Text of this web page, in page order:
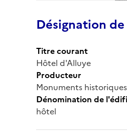
Désignation
Titre courant
Hôtel d'Alluye
Producteur
Monuments historiques
Dénomination de
hôtel